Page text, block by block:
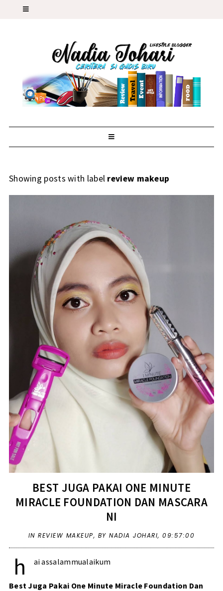
Showing posts with label review makeup
BEST JUGA PAKAI ONE MINUTE
MIRACLE FOUNDATION DAN MASCARA
NI
INREVIEW MAKEUP, BY NADIA JOHARI,09:57:00
h ai assalammualaikum
Best Juga Pakai One Minute Miracle Foundation Dan